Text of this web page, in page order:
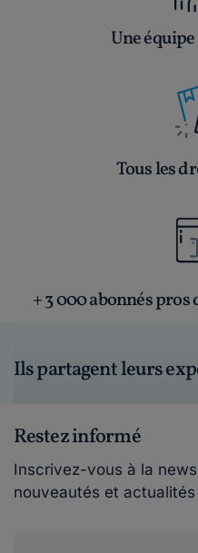
Une
Tous les
+ 3 000 abonnés
Ils partagent leurs
Restez informé
Inscrivez-vous à la
nouveautés et